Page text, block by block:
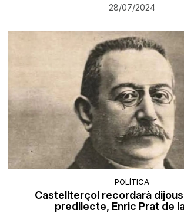
28/07/2024
POLÍTICA
Castellterçol recordarà
predilecte, Enric Prat de